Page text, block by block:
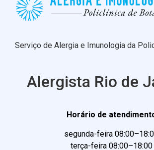
Serviço de Alergia e Imunologia da
Alergista Rio de
Horário de
segunda-feira
terça-feira 08:00–18:00